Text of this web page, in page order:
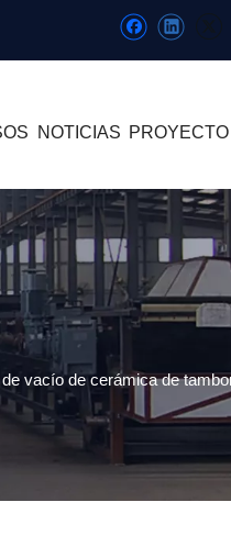
NOTICIAS PROYECTO
vacío de cerámica de